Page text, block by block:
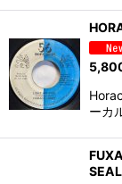
ーカ